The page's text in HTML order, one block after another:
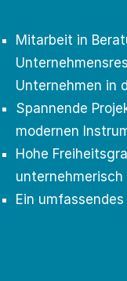
Mitarbeit in
Unternehmen in
Spannende
modernen
Hohe
Ein